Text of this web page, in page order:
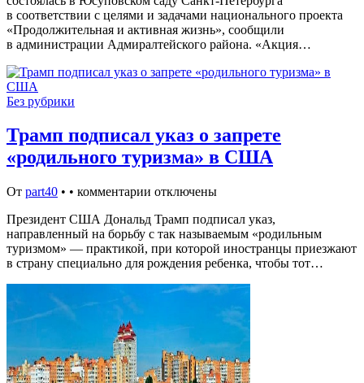
в соответствии с целями и задачами национального проекта
«Продолжительная и активная жизнь», сообщили
в администрации Адмиралтейского района. «Акция…
Без рубрики
Трамп подписал указ о запрете
«родильного туризма» в США
От part40 • • комментарии отключены
Президент США Дональд Трамп подписал указ,
направленный на борьбу с так называемым «родильным
туризмом» — практикой, при которой иностранцы приезжают
в страну специально для рождения ребенка, чтобы тот…